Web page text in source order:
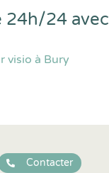
24h/24 avec
visio à Bury
Contacter